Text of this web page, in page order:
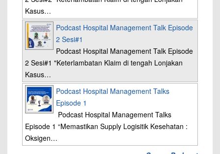
Kasus…
Podcast Hospital Management Talk Episode
2 Sesi#1
Podcast Hospital Management Talk Episode
2 Sesi#1 "Keterlambatan Klaim di tengah Lonjakan
Kasus…
Podcast Hospital Management Talks
Episode 1
Podcast Hospital Management Talks
Episode 1 “Memastikan Supply Logisitik Kesehatan :
Oksigen…